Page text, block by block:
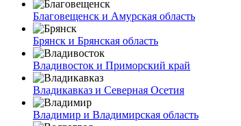
Благовещенск и Амурская область
Брянск и Брянская область
Владивосток и Приморский край
Владикавказ и Северная Осетия
Владимир и Владимирская область